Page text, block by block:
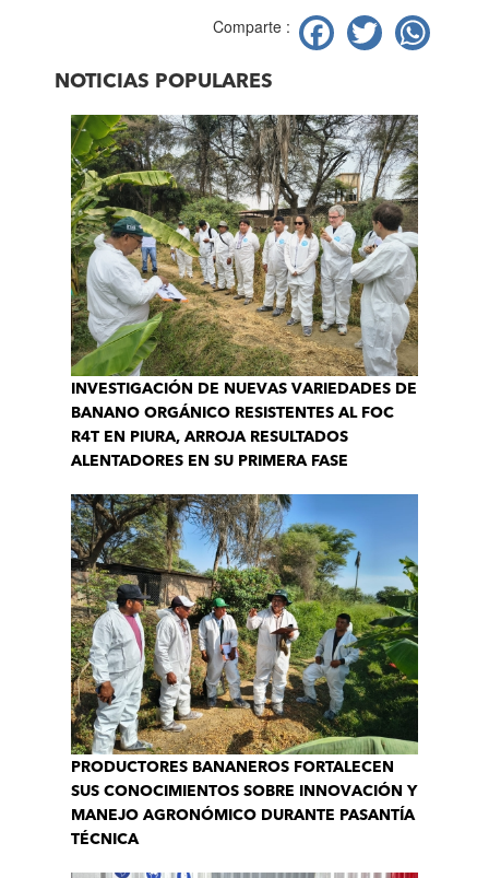
Comparte : Facebook
Twitter
NOTICIAS POPULARES
INVESTIGACIÓN DE NUEVAS VARIEDADES DE
BANANO ORGÁNICO RESISTENTES AL FOC
R4T EN PIURA, ARROJA RESULTADOS
ALENTADORES EN SU PRIMERA FASE
PRODUCTORES BANANEROS FORTALECEN
SUS CONOCIMIENTOS SOBRE INNOVACIÓN Y
MANEJO AGRONÓMICO DURANTE PASANTÍA
TÉCNICA